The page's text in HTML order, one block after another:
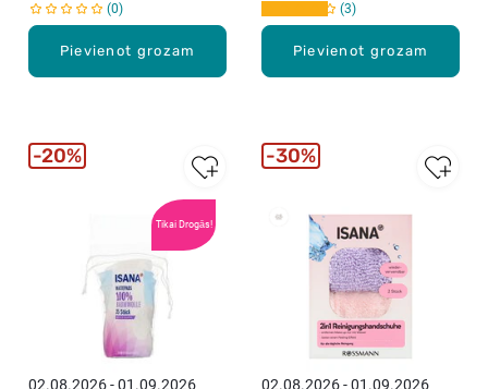
Pievienot grozam
0
Pievienot grozam
3
Tikai Drogās!
02.08.2026 - 01.09.2026
20%
02.08.2026 - 01.09.2026
30%